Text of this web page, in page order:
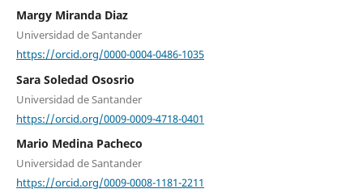
Margy Miranda Diaz
Universidad de Santander
https://orcid.org/0000-0004-0486-1035
Sara Soledad Ososrio
Universidad de Santander
https://orcid.org/0009-0009-4718-0401
Mario Medina Pacheco
Universidad de Santander
https://orcid.org/0009-0008-1181-2211